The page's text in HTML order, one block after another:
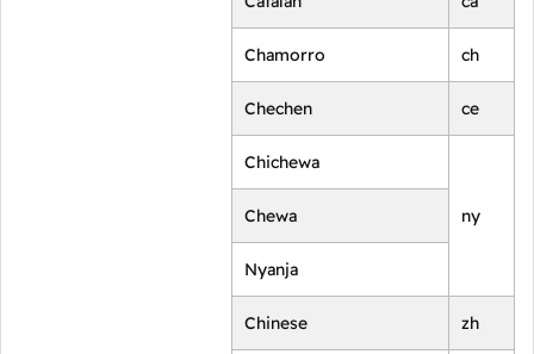
Chamorro ch
Chechen ce
Chichewa
ny
Chewa
Nyanja
Chinese zh